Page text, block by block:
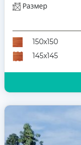
Размер
Количество
150х150
145х145